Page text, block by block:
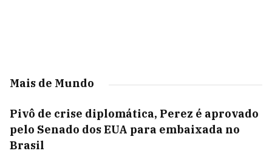
Mais de Mundo
Pivô de crise diplomática, Perez é aprovado
pelo Senado dos EUA para embaixada no
Brasil